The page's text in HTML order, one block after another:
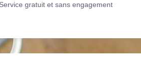
Service gratuit et sans engagement